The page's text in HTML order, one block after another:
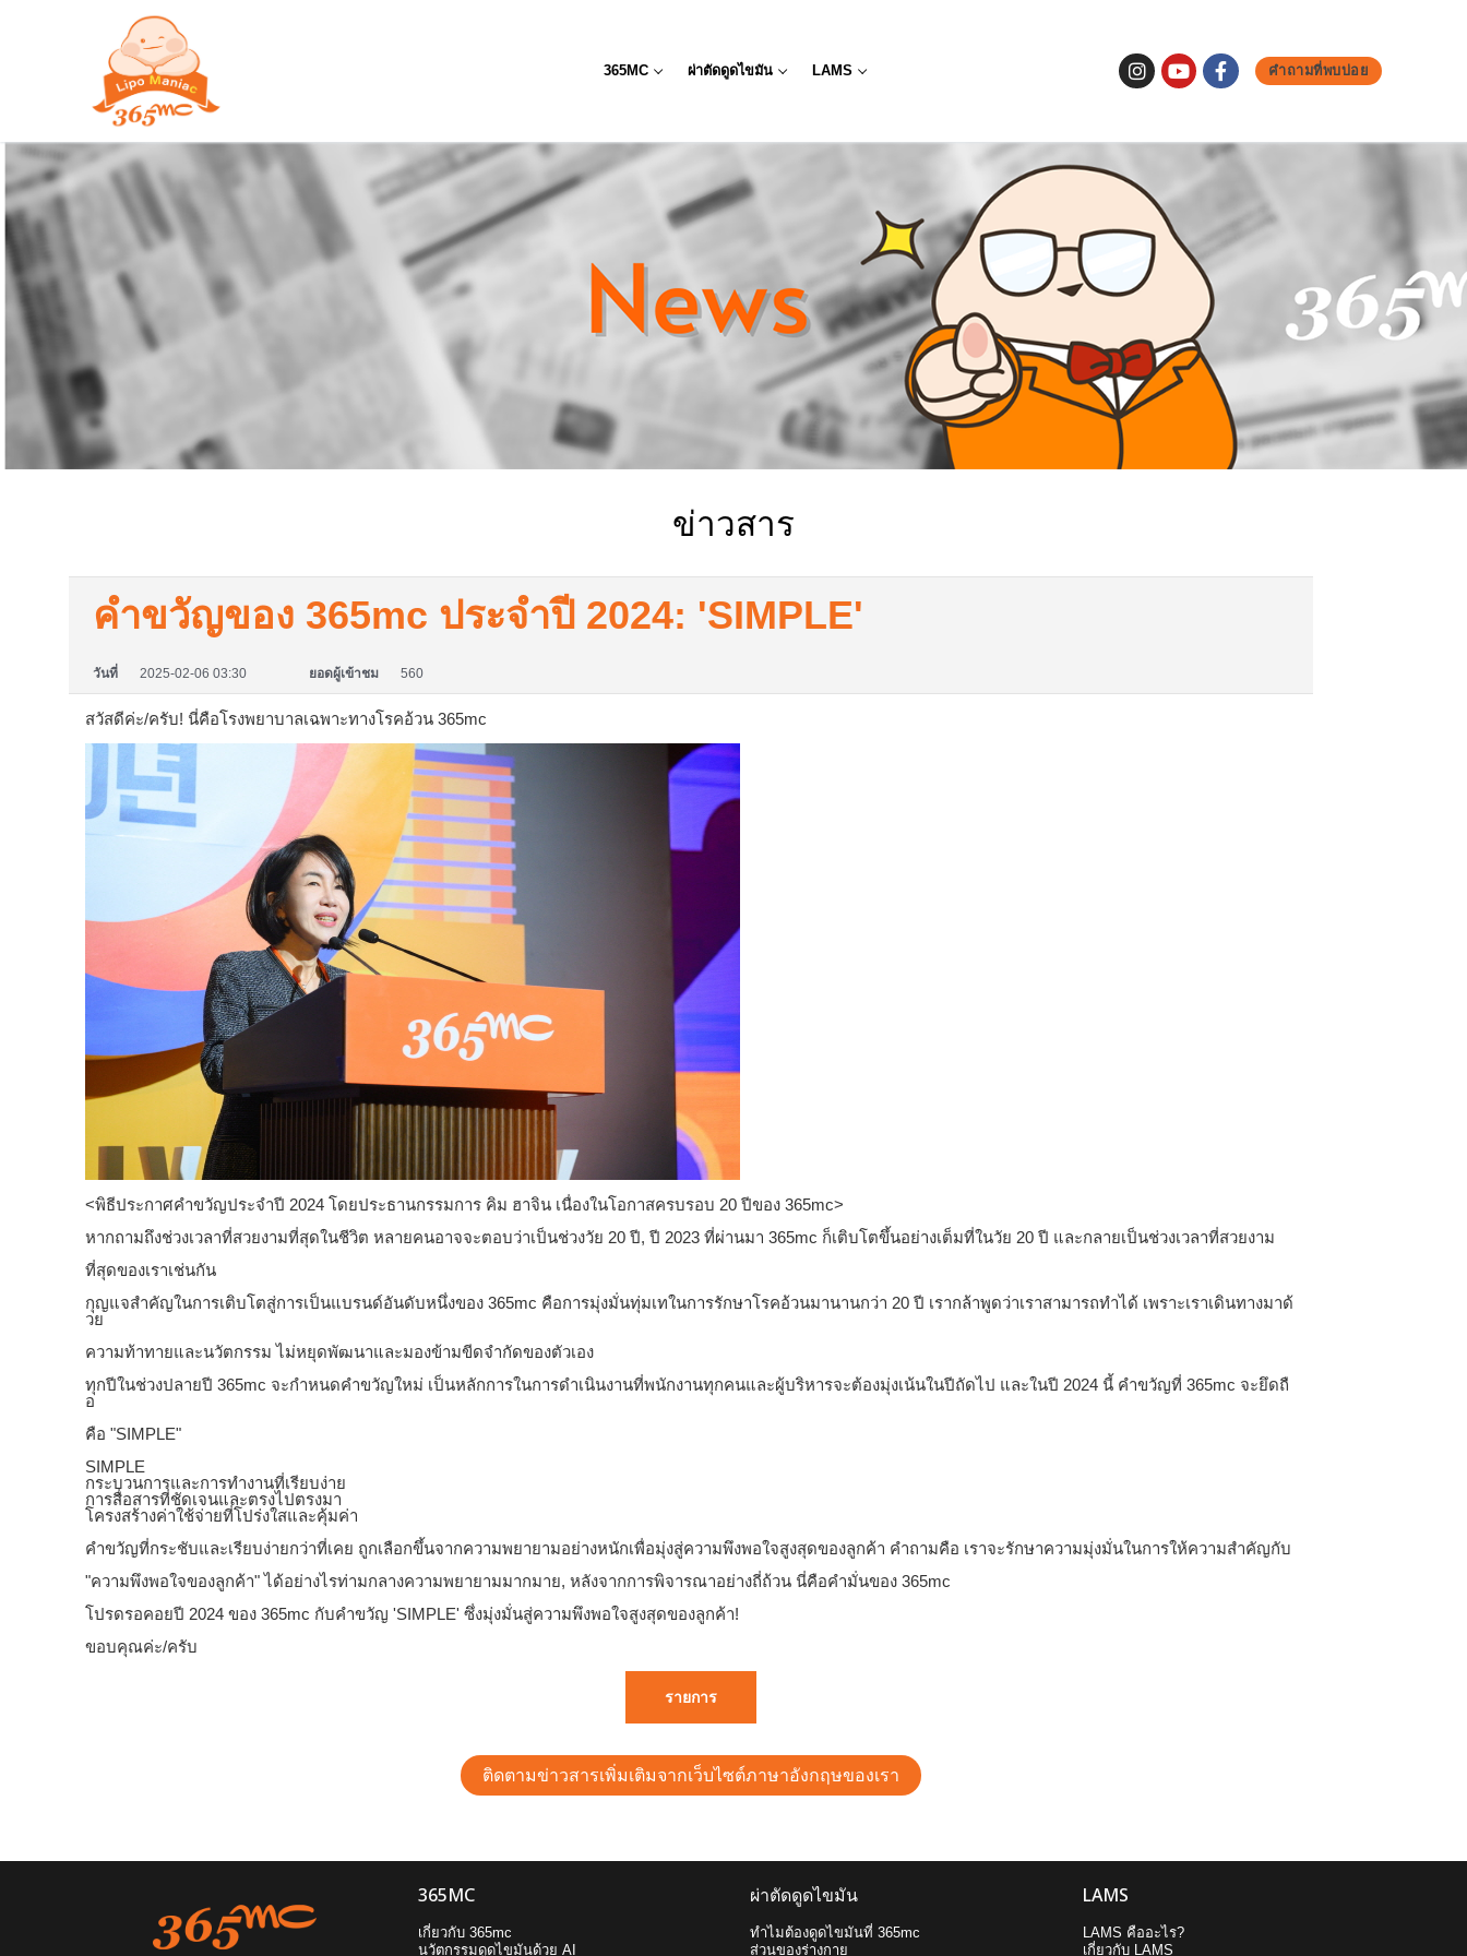
365MC ผ่าตัดดูดไขมัน LAMS คำถามที่พบบ่อย
ข่าวสาร
คำขวัญของ 365mc ประจำปี 2024: 'SIMPLE'
วันที่ 2025-02-06 03:30 ยอดผู้เข้าชม 560
สวัสดีค่ะ/ครับ! นี่คือโรงพยาบาลเฉพาะทางโรคอ้วน 365mc
<พิธีประกาศคำขวัญประจำปี 2024 โดยประธานกรรมการ คิม ฮาจิน เนื่องในโอกาสครบรอบ 20 ปีของ 365mc>
หากถามถึงช่วงเวลาที่สวยงามที่สุดในชีวิต หลายคนอาจจะตอบว่าเป็นช่วงวัย 20 ปี, ปี 2023 ที่ผ่านมา 365mc ก็เติบโตขึ้นอย่างเต็มที่ในวัย 20 ปี และกลายเป็นช่วงเวลาที่สวยงาม
ที่สุดของเราเช่นกัน
กุญแจสำคัญในการเติบโตสู่การเป็นแบรนด์อันดับหนึ่งของ 365mc คือการมุ่งมั่นทุ่มเทในการรักษาโรคอ้วนมานานกว่า 20 ปี เรากล้าพูดว่าเราสามารถทำได้ เพราะเราเดินทางมาด้
วย
ความท้าทายและนวัตกรรม ไม่หยุดพัฒนาและมองข้ามขีดจำกัดของตัวเอง
ทุกปีในช่วงปลายปี 365mc จะกำหนดคำขวัญใหม่ เป็นหลักการในการดำเนินงานที่พนักงานทุกคนและผู้บริหารจะต้องมุ่งเน้นในปีถัดไป และในปี 2024 นี้ คำขวัญที่ 365mc จะยึดถื
อ
คือ "SIMPLE"
SIMPLE
กระบวนการและการทำงานที่เรียบง่าย
การสื่อสารที่ชัดเจนและตรงไปตรงมา
โครงสร้างค่าใช้จ่ายที่โปร่งใสและคุ้มค่า
คำขวัญที่กระชับและเรียบง่ายกว่าที่เคย ถูกเลือกขึ้นจากความพยายามอย่างหนักเพื่อมุ่งสู่ความพึงพอใจสูงสุดของลูกค้า คำถามคือ เราจะรักษาความมุ่งมั่นในการให้ความสำคัญกับ
"ความพึงพอใจของลูกค้า" ได้อย่างไรท่ามกลางความพยายามมากมาย, หลังจากการพิจารณาอย่างถี่ถ้วน นี่คือคำมั่นของ 365mc
โปรดรอคอยปี 2024 ของ 365mc กับคำขวัญ 'SIMPLE' ซึ่งมุ่งมั่นสู่ความพึงพอใจสูงสุดของลูกค้า!
ขอบคุณค่ะ/ครับ
รายการ
ติดตามข่าวสารเพิ่มเติมจากเว็บไซต์ภาษาอังกฤษของเรา
365MC
เกี่ยวกับ 365mc
นวัตกรรมดูดไขมันด้วย AI
ผ่าตัดดูดไขมัน
ทำไมต้องดูดไขมันที่ 365mc
ส่วนของร่างกาย
LAMS
LAMS คืออะไร?
เกี่ยวกับ LAMS